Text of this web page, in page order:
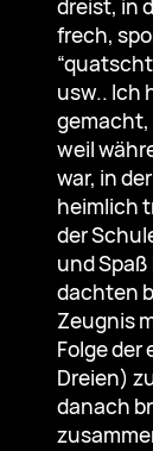
dreist, in
frech,
usw.. Ich
gemacht,
weil
war, in
heimlich
der
und
dachten
Zeugnis
Folge der
Dreien)
danach